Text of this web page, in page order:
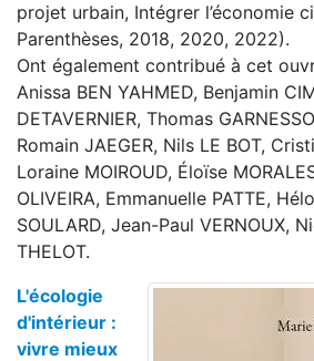
projet urbain, Intégrer l’économie
Parenthèses, 2018, 2020, 2022).
Ont également contribué à cet
Anissa BEN YAHMED, Benjamin
DETAVERNIER, Thomas
Romain JAEGER, Nils LE BOT,
Loraine MOIROUD, Éloïse
OLIVEIRA, Emmanuelle PATTE,
SOULARD, Jean-Paul VERNOUX,
THELOT.
L'écologie
d'intérieur :
vivre mieux